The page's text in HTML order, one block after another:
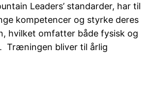
Leaders’ standarder, har til
kompetencer og styrke deres
hvilket omfatter både fysisk og
Træningen bliver til årlig